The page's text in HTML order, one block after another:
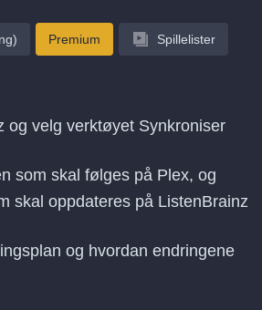
Premium Spillelister
og velg verktøyet Synkroniser
som skal følges på Plex, og
skal oppdateres på ListenBrainz
og hvordan endringene